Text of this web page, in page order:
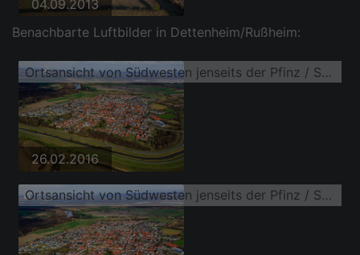
04.09.2013
Benachbarte Luftbilder in Dettenheim/Rußheim:
Ortsansicht von Südwesten jenseits der Pfinz / Saalbachkanal
26.02.2016
Ortsansicht von Südwesten jenseits der Pfinz / Saalbachkanal